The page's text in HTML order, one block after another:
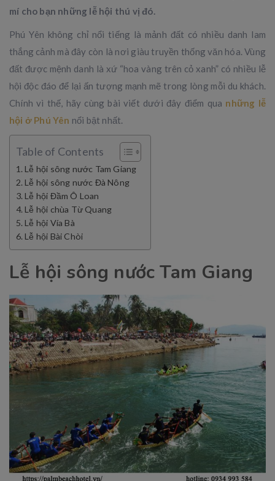
mí cho bạn những lễ hội thú vị đó.
Phú Yên không chỉ nổi tiếng là mảnh đất có nhiều danh lam
thắng cảnh mà đây còn là nơi giàu truyền thống văn hóa. Vùng
đất được mệnh danh là xứ “hoa vàng trên cỏ xanh” có nhiều lễ
hội độc đáo để lại ấn tượng mạnh mẽ trong lòng mỗi du khách.
Chính vì thế, hãy cùng bài viết dưới đây điểm qua những lễ
hội ở Phú Yên nổi bật nhất.
Table of Contents
Lễ hội sông nước Tam Giang
Lễ hội sông nước Đà Nông
Lễ hội Đầm Ô Loan
Lễ hội chùa Từ Quang
Lễ hội Vía Bà
Lễ hội Bài Chòi
Lễ hội sông nước Tam Giang